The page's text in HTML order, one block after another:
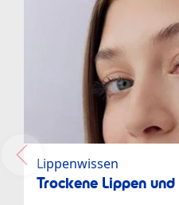
Lippenwissen
Trockene Lippen